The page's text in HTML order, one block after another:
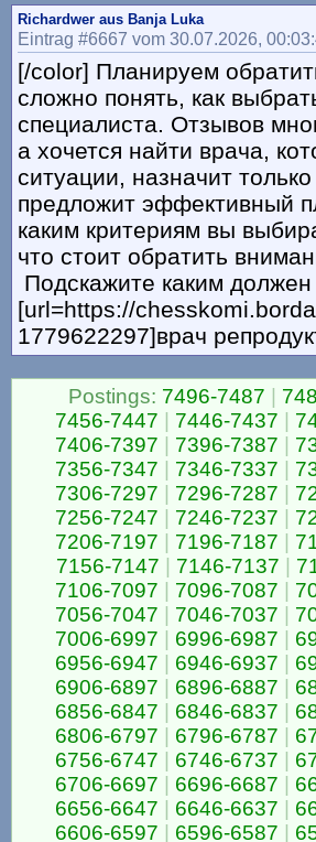
Richardwer aus Banja Luka
Eintrag #6667 vom 30.07.2026,
[/color] Планируем
сложно понять, как
специалиста. Отзывов
а хочется найти врача,
ситуации, назначит
предложит эффективный
каким критериям вы
что стоит обратить
Подскажите каким
[url=https://
1779622297]врач
Postings: 7496-7487
7456-7447
7446-7437
7406-7397
7396-7387
7356-7347
7346-7337
7306-7297
7296-7287
7256-7247
7246-7237
7206-7197
7196-7187
7156-7147
7146-7137
7106-7097
7096-7087
7056-7047
7046-7037
7006-6997
6996-6987
6956-6947
6946-6937
6906-6897
6896-6887
6856-6847
6846-6837
6806-6797
6796-6787
6756-6747
6746-6737
6706-6697
6696-6687
6656-6647
6646-6637
6606-6597
6596-6587